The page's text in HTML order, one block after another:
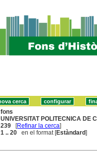
fons
UNIVERSITAT POLITECNICA DE
239 [Refinar la cerca]
1 .. 20 en el format [Estàndard]